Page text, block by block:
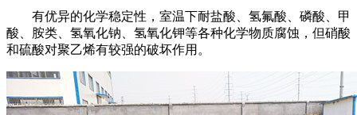
有优异的化学稳定性，室温下耐盐酸、氢氟酸、磷酸、甲
酸、胺类、氢氧化钠、氢氧化钾等各种化学物质腐蚀，但硝酸
和硫酸对聚乙烯有较强的破坏作用。